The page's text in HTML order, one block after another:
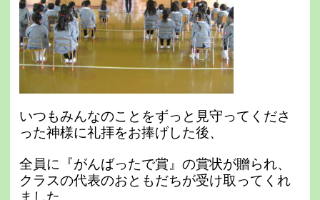
いつもみんなのことをずっと見守ってくださ
った神様に礼拝をお捧げした後、
全員に『がんばったで賞』の賞状が贈られ、
クラスの代表のおともだちが受け取ってくれ
ました。